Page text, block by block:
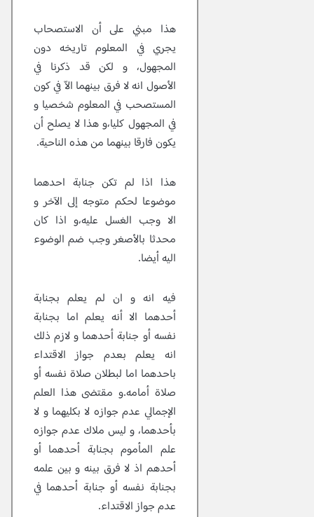
هذا مبني على أن الاستصحاب
يجري في المعلوم تاريخه دون
المجهول، و لكن قد ذكرنا في
الأصول انه لا فرق بينهما الاّ في كون
المستصحب في المعلوم شخصيا و
في المجهول كليا،و هذا لا يصلح أن
يكون فارقا بينهما من هذه الناحية.
هذا اذا لم تكن جنابة احدهما
موضوعا لحكم متوجه إلى الآخر و
الا وجب الغسل عليه،و اذا كان
محدثا بالأصغر وجب ضم الوضوء
اليه أيضا.
فيه انه و ان لم يعلم بجنابة
أحدهما الا أنه يعلم اما بجنابة
نفسه أو جنابة أحدهما و لازم ذلك
انه يعلم بعدم جواز الاقتداء
باحدهما اما لبطلان صلاة نفسه أو
صلاة أمامه.و مقتضى هذا العلم
الإجمالي عدم جوازه لا بكليهما و لا
بأحدهما، و ليس ملاك عدم جوازه
علم المأموم بجنابة أحدهما أو
أحدهم اذ لا فرق بينه و بين علمه
بجنابة نفسه أو جنابة أحدهما في
عدم جواز الاقتداء.